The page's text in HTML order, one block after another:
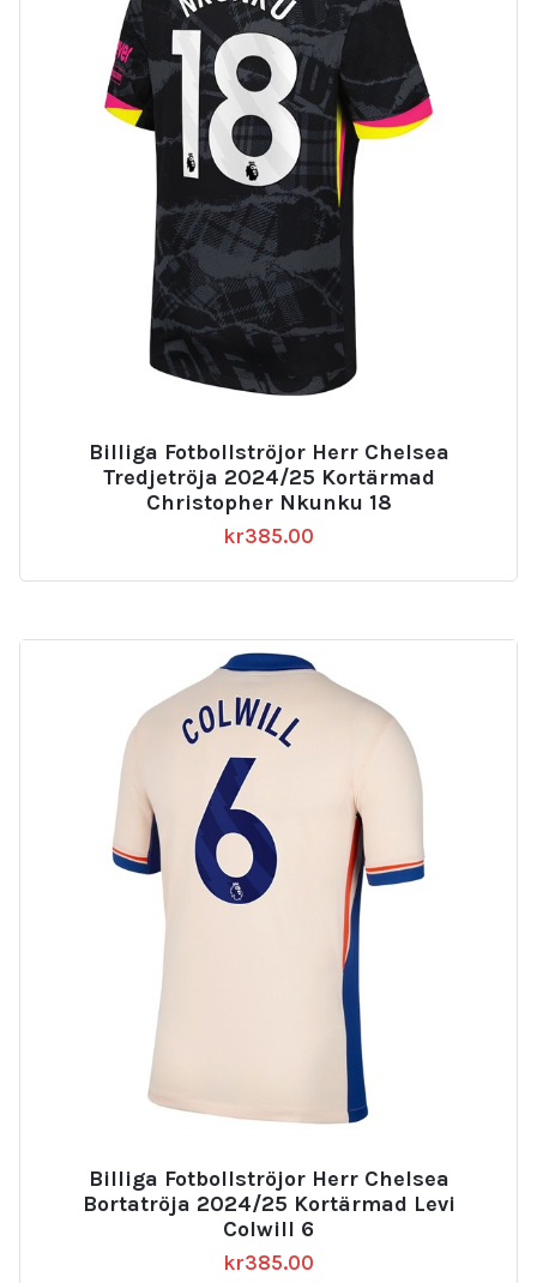
Billiga Fotbollströjor Herr Chelsea
Tredjetröja 2024/25 Kortärmad
Christopher Nkunku 18
kr385.00
Billiga Fotbollströjor Herr Chelsea
Bortatröja 2024/25 Kortärmad Levi
Colwill 6
kr385.00